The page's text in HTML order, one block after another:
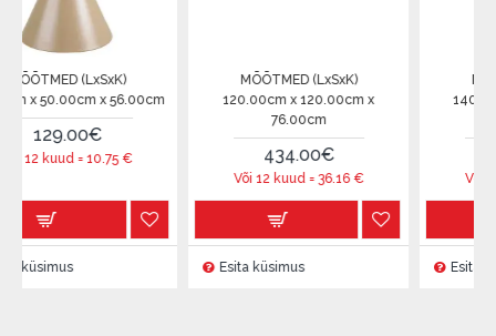
(LxSxK)
x 56.00cm
10.75€
MÕÕTMED (LxSxK)
120.00cm x 120.00cm x
Või 12 kuud =36.16€
Esita küsimus
140.00cm x
Või 12 kuud =
Esita küsimus